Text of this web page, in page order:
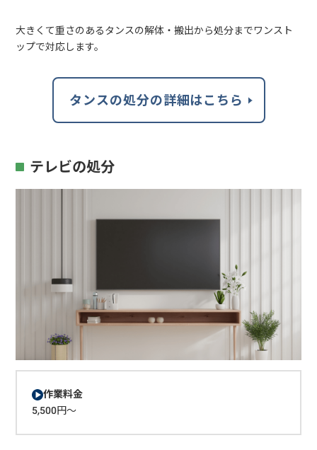
大きくて重さのあるタンスの解体・搬出から処分までワンスト
ップで対応します。
タンスの処分の詳細はこちら
テレビの処分
作業料金
5,500円～